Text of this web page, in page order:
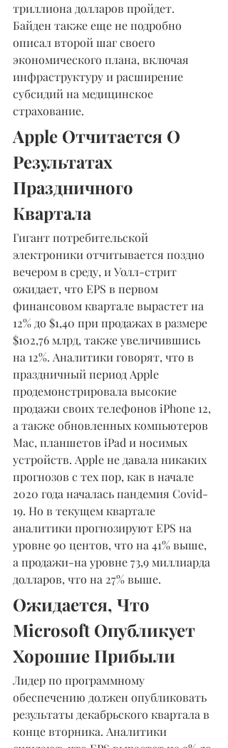
триллиона долларов пройдет.
Байден также еще не подробно
описал второй шаг своего
экономического плана, включая
инфраструктуру и расширение
субсидий на медицинское
страхование.
Apple Отчитается О
Результатах
Праздничного
Квартала
Гигант потребительской
электроники отчитывается поздно
вечером в среду, и Уолл-стрит
ожидает, что EPS в первом
финансовом квартале вырастет на
12% до $1,40 при продажах в размере
$102,76 млрд, также увеличившись
на 12%. Аналитики говорят, что в
праздничный период Apple
продемонстрировала высокие
продажи своих телефонов iPhone 12,
а также обновленных компьютеров
Mac, планшетов iPad и носимых
устройств. Apple не давала никаких
прогнозов с тех пор, как в начале
2020 года началась пандемия Covid-
19. Но в текущем квартале
аналитики прогнозируют EPS на
уровне 90 центов, что на 41% выше,
а продажи-на уровне 73,9 миллиарда
долларов, что на 27% выше.
Ожидается, Что
Microsoft Опубликует
Хорошие Прибыли
Лидер по программному
обеспечению должен опубликовать
результаты декабрьского квартала в
конце вторника. Аналитики